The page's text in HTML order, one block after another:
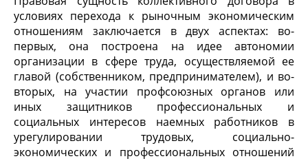
условиях перехода к рыночным экономическим
отношениям заключается в двух аспектах: во-
первых, она построена на идее автономии
организации в сфере труда, осуществляемой ее
главой (собственником, предпринимателем), и во-
вторых, на участии профсоюзных органов или
иных защитников профессиональных и
социальных интересов наемных работников в
урегулировании трудовых, социально-
экономических и профессиональных отношений